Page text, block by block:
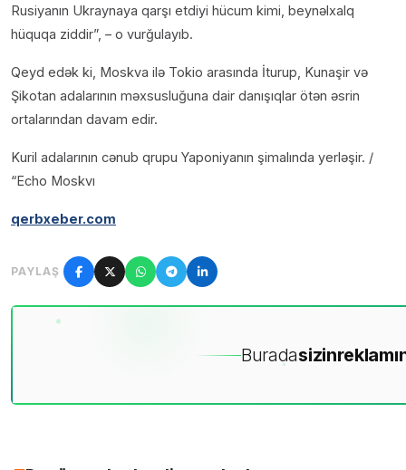
Rusiyanın Ukraynaya qarşı etdiyi hücum kimi, beynəlxalq
hüquqa ziddir”, – o vurğulayıb.
Qeyd edək ki, Moskva ilə Tokio arasında İturup, Kunaşir və
Şikotan adalarının məxsusluğuna dair danışıqlar ötən əsrin
ortalarından davam edir.
Kuril adalarının cənub qrupu Yaponiyanın şimalında yerləşir. /
“Echo Moskvı
qerbxeber.com
PAYLAŞ
Buradasizin